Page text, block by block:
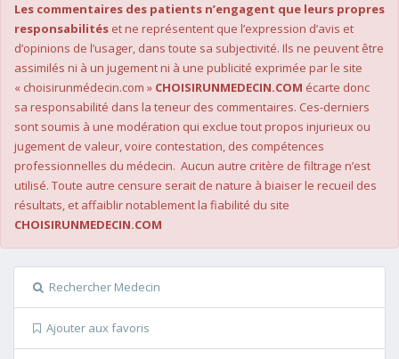
Les commentaires des patients n’engagent que leurs propres
responsabilités et ne représentent que l’expression d’avis et
d’opinions de l’usager, dans toute sa subjectivité. Ils ne peuvent être
assimilés ni à un jugement ni à une publicité exprimée par le site
« choisirunmédecin.com » CHOISIRUNMEDECIN.COM écarte donc
sa responsabilité dans la teneur des commentaires. Ces-derniers
sont soumis à une modération qui exclue tout propos injurieux ou
jugement de valeur, voire contestation, des compétences
professionnelles du médecin. Aucun autre critère de filtrage n’est
utilisé. Toute autre censure serait de nature à biaiser le recueil des
résultats, et affaiblir notablement la fiabilité du site
CHOISIRUNMEDECIN.COM
Rechercher Medecin
Ajouter aux favoris